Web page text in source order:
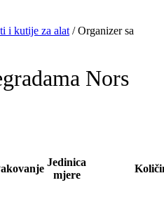
i kutije za alat / Organizer sa
Nors
Jedinica
mjere